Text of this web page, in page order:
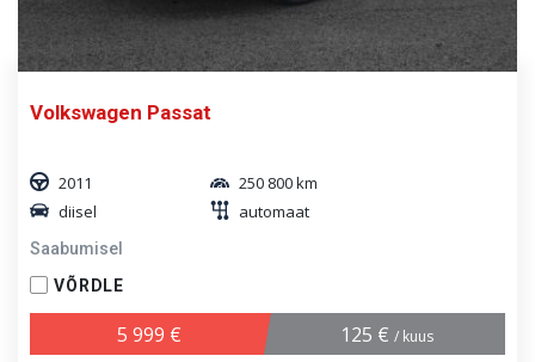
Volkswagen Passat
2011
250 800 km
diisel
automaat
Saabumisel
VÕRDLE
5 999 € 125 € / kuus